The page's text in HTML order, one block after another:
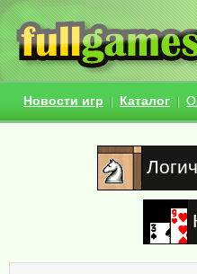
Новости игр Каталог